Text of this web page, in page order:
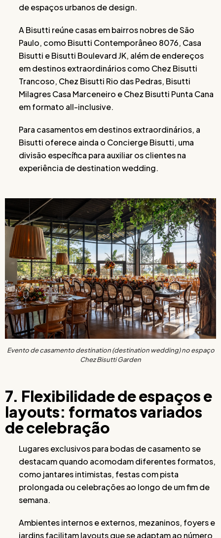
de espaços urbanos de design.
A Bisutti reúne casas em bairros nobres de São
Paulo, como Bisutti Contemporâneo 8076, Casa
Bisutti e Bisutti Boulevard JK, além de endereços
em destinos extraordinários como Chez Bisutti
Trancoso, Chez Bisutti Rio das Pedras, Bisutti
Milagres Casa Marceneiro e Chez Bisutti Punta Cana
em formato all-inclusive.
Para casamentos em destinos extraordinários, a
Bisutti oferece ainda o Concierge Bisutti, uma
divisão específica para auxiliar os clientes na
experiência de destination wedding.
Evento de casamento destination (destination wedding) no espaço
Chez Bisutti Garden
7. Flexibilidade de espaços e
layouts: formatos variados
de celebração
Lugares exclusivos para bodas de casamento se
destacam quando acomodam diferentes formatos,
como jantares intimistas, festas com pista
prolongada ou celebrações ao longo de um fim de
semana.
Ambientes internos e externos, mezaninos, foyers e
jardins facilitam layouts que se adaptam ao número